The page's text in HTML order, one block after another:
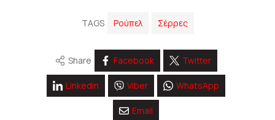
TAGS Ρούπελ Σέρρες
Share Facebook Twitter
Linkedin Viber WhatsApp
Email